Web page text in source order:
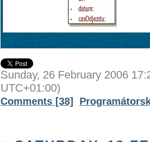
Sunday, 26 February 2006
UTC+01:00)
Comments [38]